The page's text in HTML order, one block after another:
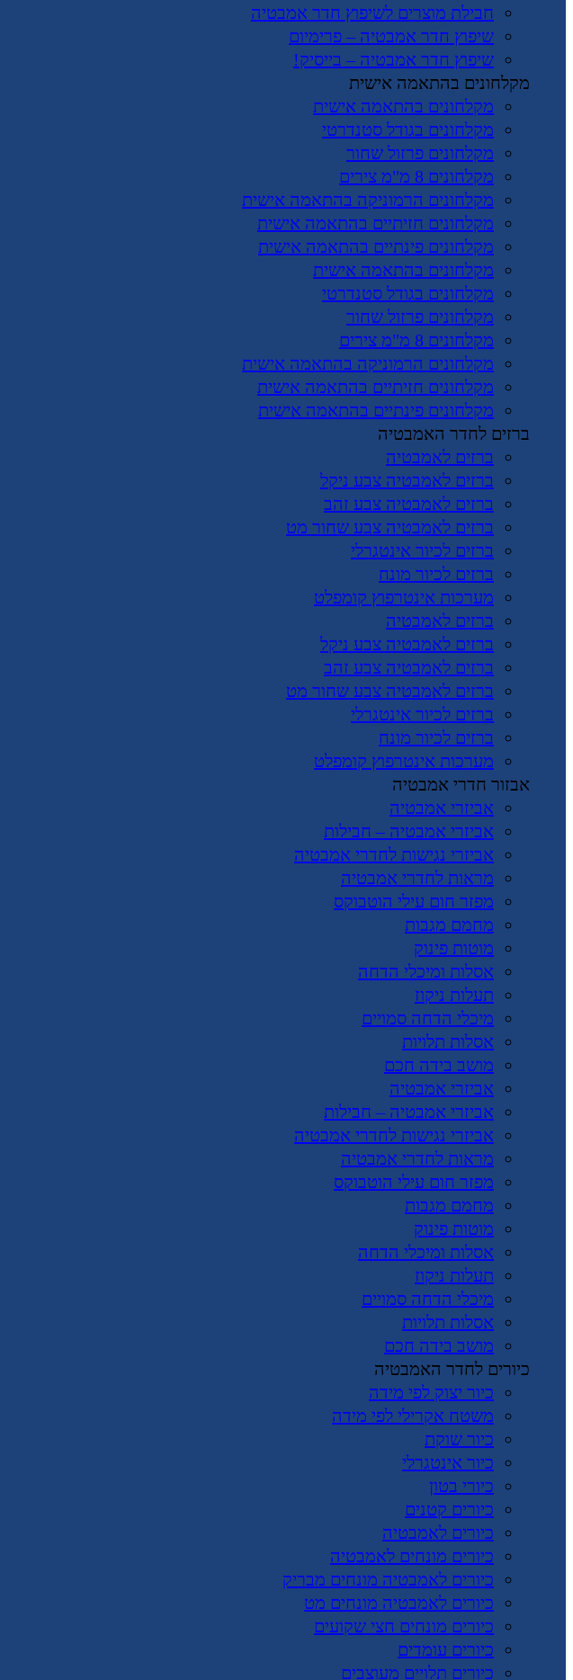
חבילת מוצרים לשיפוץ חדר אמבטיה
שיפוץ חדר אמבטיה – פרימיום
שיפוץ חדר אמבטיה – בייסיק!
מקלחונים בהתאמה אישית
מקלחונים בהתאמה אישית
מקלחונים בגודל סטנדרטי
מקלחונים פרזול שחור
מקלחונים 8 מ"מ צירים
מקלחונים הרמוניקה בהתאמה אישית
מקלחונים חזיתיים בהתאמה אישית
מקלחונים פינתיים בהתאמה אישית
מקלחונים בהתאמה אישית
מקלחונים בגודל סטנדרטי
מקלחונים פרזול שחור
מקלחונים 8 מ"מ צירים
מקלחונים הרמוניקה בהתאמה אישית
מקלחונים חזיתיים בהתאמה אישית
מקלחונים פינתיים בהתאמה אישית
ברזים לחדר האמבטיה
ברזים לאמבטיה
ברזים לאמבטיה צבע ניקל
ברזים לאמבטיה צבע זהב
ברזים לאמבטיה צבע שחור מט
ברזים לכיור אינטגרלי
ברזים לכיור מונח
מערכות אינטרפוץ קומפלט
ברזים לאמבטיה
ברזים לאמבטיה צבע ניקל
ברזים לאמבטיה צבע זהב
ברזים לאמבטיה צבע שחור מט
ברזים לכיור אינטגרלי
ברזים לכיור מונח
מערכות אינטרפוץ קומפלט
אבזור חדרי אמבטיה
אביזרי אמבטיה
אביזרי אמבטיה – חבילות
אביזרי נגישות לחדרי אמבטיה
מראות לחדרי אמבטיה
מפזר חום עילי הוטבוקס
מחמם מגבות
מוטות פינוק
אסלות ומיכלי הדחה
תעלות ניקוז
מיכלי הדחה סמויים
אסלות תלויות
מושב בידה חכם
אביזרי אמבטיה
אביזרי אמבטיה – חבילות
אביזרי נגישות לחדרי אמבטיה
מראות לחדרי אמבטיה
מפזר חום עילי הוטבוקס
מחמם מגבות
מוטות פינוק
אסלות ומיכלי הדחה
תעלות ניקוז
מיכלי הדחה סמויים
אסלות תלויות
מושב בידה חכם
כיורים לחדר האמבטיה
כיור יצוק לפי מידה
משטח אקרילי לפי מידה
כיור שוקת
כיור אינטגרלי
כיורי בטון
כיורים קטנים
כיורים לאמבטיה
כיורים מונחים לאמבטיה
כיורים לאמבטיה מונחים מבריק
כיורים לאמבטיה מונחים מט
כיורים מונחים חצי שקועים
כיורים עומדים
כיורים תלויים מעוצבים